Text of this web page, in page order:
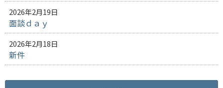
2026年2月19日
面談ｄａｙ
2026年2月18日
新件